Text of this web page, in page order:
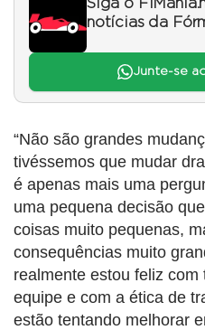
Siga o
notícias da
Junte-se
“Não são grandes
tivéssemos que mudar
é apenas mais uma
uma pequena decisão
coisas muito pequenas,
consequências muito
realmente estou feliz
equipe e com a ética de
estão tentando melhorar